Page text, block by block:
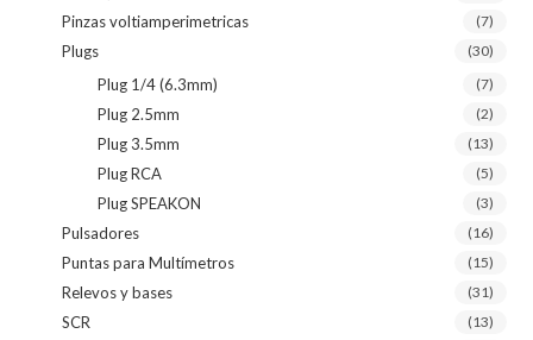
Pinzas voltiamperimetricas (7)
Plugs (30)
Plug 1/4 (6.3mm) (7)
Plug 2.5mm (2)
Plug 3.5mm (13)
Plug RCA (5)
Plug SPEAKON (3)
Pulsadores (16)
Puntas para Multímetros (15)
Relevos y bases (31)
SCR (13)